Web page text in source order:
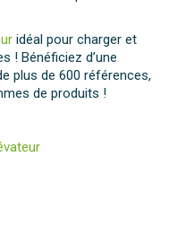
idéal pour charger et
! Bénéficiez d’une
plus de 600 références,
de produits !